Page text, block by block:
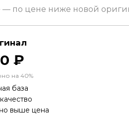
— по цене ниже новой
₽
на 40%
база
выше цена